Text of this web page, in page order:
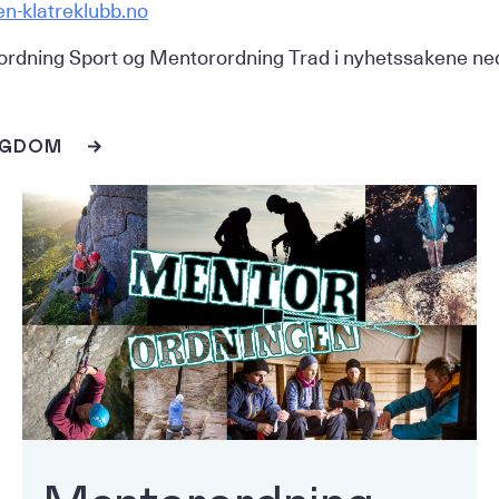
klatreklubb.no
Sport og Mentorordning Trad i nyhetssakene